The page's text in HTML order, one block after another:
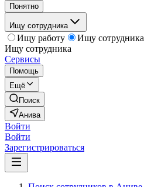
Понятно
Ищу сотрудника
Ищу работу
Ищу сотрудника
Ищу сотрудника
Сервисы
Помощь
Ещё
Поиск
Анива
Войти
Войти
Зарегистрироваться